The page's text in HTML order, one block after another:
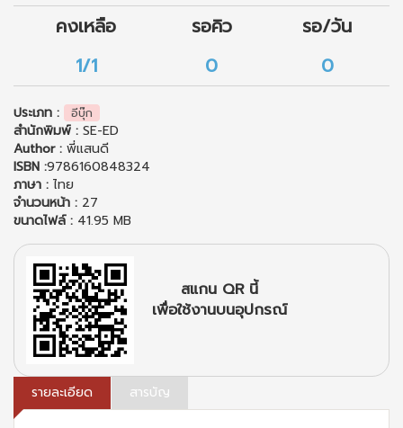
คงเหลือ รอคิว
รอ/วัน
1/1
0 0
ประเภท : อีบุ๊ก
สำนักพิมพ์ : SE-ED
Author : พี่แสนดี
ISBN :9786160848324
ภาษา : ไทย
จำนวนหน้า : 27
ขนาดไฟล์ : 41.95 MB
สแกน QR นี้
เพื่อใช้งานบนอุปกรณ์
รายละเอียด สารบัญ